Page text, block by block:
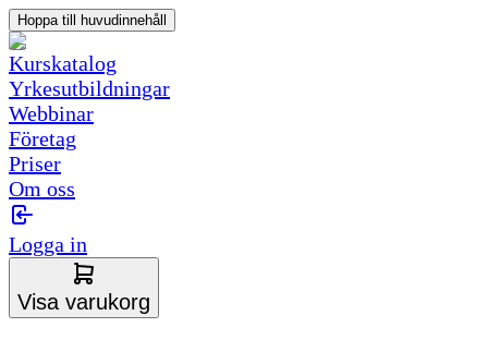
Hoppa till huvudinnehåll
Kurskatalog
Yrkesutbildningar
Webbinar
Företag
Priser
Om oss
Logga in
Visa varukorg